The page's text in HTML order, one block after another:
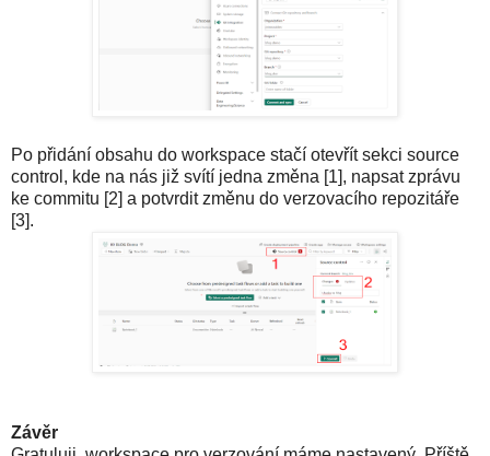
Po přidání obsahu do workspace stačí otevřít sekci source
control, kde na nás již svítí jedna změna [1], napsat zprávu
ke commitu [2] a potvrdit změnu do verzovacího repozitáře
[3].
Závěr